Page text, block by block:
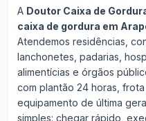
A Doutor Caixa de
caixa de gordura em
Atendemos residências,
lanchonetes, padarias,
alimentícias e órgãos
com plantão 24 horas,
equipamento de última
simples: chegar rápido,